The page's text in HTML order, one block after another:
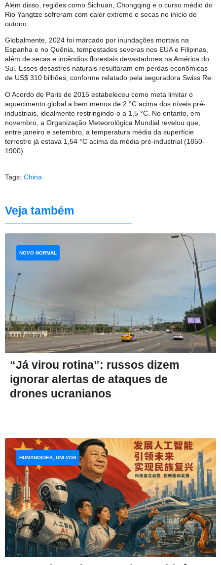
Além disso, regiões como Sichuan, Chongqing e o curso médio do
Rio Yangtze sofreram com calor extremo e secas no início do
outono.
Globalmente, 2024 foi marcado por inundações mortais na
Espanha e no Quênia, tempestades severas nos EUA e Filipinas,
além de secas e incêndios florestais devastadores na América do
Sul. Esses desastres naturais resultaram em perdas econômicas
de US$ 310 bilhões, conforme relatado pela seguradora Swiss Re.
O Acordo de Paris de 2015 estabeleceu como meta limitar o
aquecimento global a bem menos de 2 °C acima dos níveis pré-
industriais, idealmente restringindo-o a 1,5 °C. No entanto, em
novembro, a Organização Meteorológica Mundial revelou que,
entre janeiro e setembro, a temperatura média da superfície
terrestre já estava 1,54 °C acima da média pré-industrial (1850-
1900).
Tags: China
Veja também
“Já virou rotina”: russos dizem
ignorar alertas de ataques de
drones ucranianos
NOVO NORMAL
HUMANOIDES, UNI-VOS